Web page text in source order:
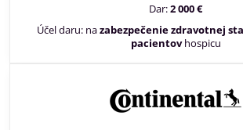
Dar:2 000 €
Účel daru: nazabezpečenie zdravotnej
pacientovhospicu